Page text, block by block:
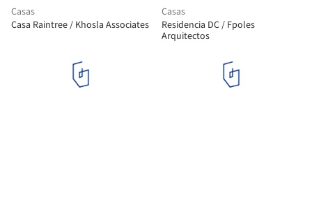
Casas
Casa Raintree / Khosla Associates
Casas
Residencia DC / Fpoles
Arquitectos